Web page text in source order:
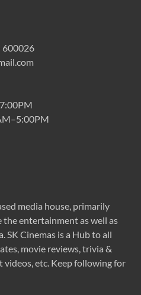
600026
media house, primarily
the entertainment as well as
SK Cinemas is a Hub to all
movie reviews, trivia &
videos, etc. Keep following for